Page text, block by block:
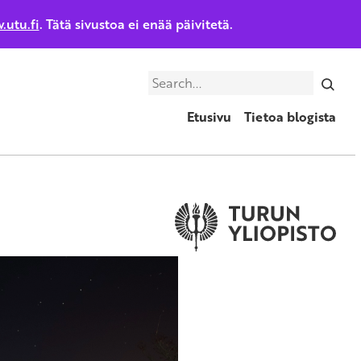
Search
Etusivu
Tietoa blogista
. Tätä sivustoa ei enää päivitetä.